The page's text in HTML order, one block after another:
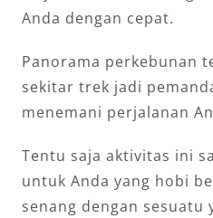
Anda dengan cepat.
Panorama perkebunan
sekitar trek jadi
menemani perjalanan
Tentu saja aktivitas ini
untuk Anda yang hobi
senang dengan sesuatu